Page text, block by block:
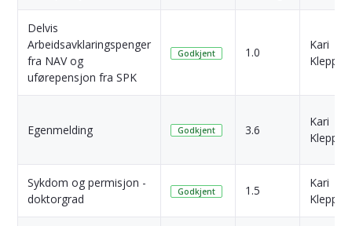
Delvis
Arbeidsavklaringspenger
fra NAV og
uførepensjon fra SPK
Godkjent 1.0
Kari
Klepp
Egenmelding Godkjent 3.6
Kari
Klepp
Sykdom og permisjon -
doktorgrad
Godkjent 1.5
Kari
Klepp